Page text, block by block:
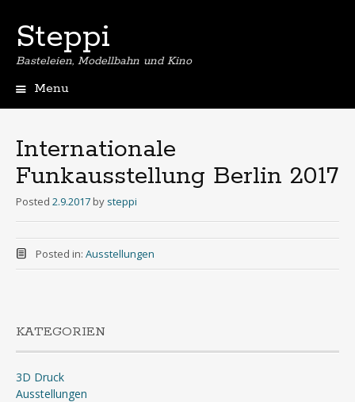
Steppi
Basteleien, Modellbahn und Kino
Menu
Internationale
Funkausstellung Berlin 2017
Posted 2.9.2017 by steppi
Posted in: Ausstellungen
KATEGORIEN
3D Druck
Ausstellungen